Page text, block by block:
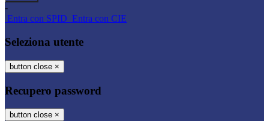
-
Entra con SPID Entra con CIE
Seleziona utente
button close ×
Recupero password
button close ×